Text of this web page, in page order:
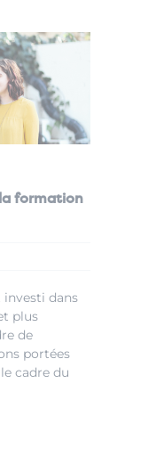
formation
investi dans
plus
de
portées
cadre du